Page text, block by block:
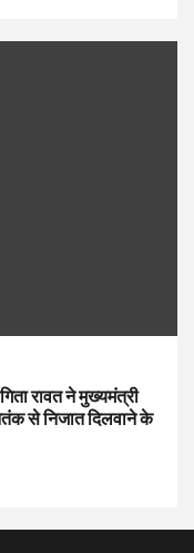
रावत ने मुख्यमंत्री
से निजात दिलवाने के